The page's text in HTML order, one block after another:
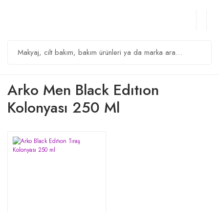
Arko Men Black Edıtıon
Kolonyası 250 Ml